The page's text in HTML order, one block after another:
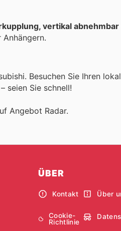
vertikal abnehmbar
Besuchen Sie Ihren
seien Sie schnell!
Angebot Radar.
ÜBER
Kontakt Über
Cookie-
Richtlinie